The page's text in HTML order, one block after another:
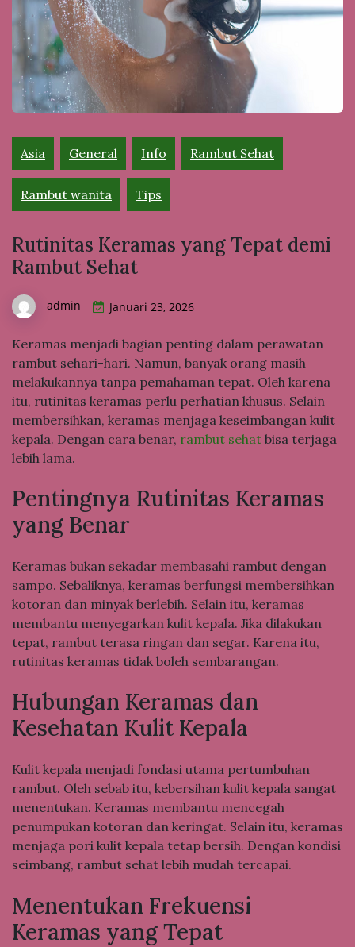
Asia General Info Rambut Sehat
Rambut wanita Tips
Rutinitas Keramas yang Tepat demi
Rambut Sehat
admin Januari 23, 2026
Keramas menjadi bagian penting dalam perawatan
rambut sehari-hari. Namun, banyak orang masih
melakukannya tanpa pemahaman tepat. Oleh karena
itu, rutinitas keramas perlu perhatian khusus. Selain
membersihkan, keramas menjaga keseimbangan kulit
kepala. Dengan cara benar, rambut sehat bisa terjaga
lebih lama.
Pentingnya Rutinitas Keramas
yang Benar
Keramas bukan sekadar membasahi rambut dengan
sampo. Sebaliknya, keramas berfungsi membersihkan
kotoran dan minyak berlebih. Selain itu, keramas
membantu menyegarkan kulit kepala. Jika dilakukan
tepat, rambut terasa ringan dan segar. Karena itu,
rutinitas keramas tidak boleh sembarangan.
Hubungan Keramas dan
Kesehatan Kulit Kepala
Kulit kepala menjadi fondasi utama pertumbuhan
rambut. Oleh sebab itu, kebersihan kulit kepala sangat
menentukan. Keramas membantu mencegah
penumpukan kotoran dan keringat. Selain itu, keramas
menjaga pori kulit kepala tetap bersih. Dengan kondisi
seimbang, rambut sehat lebih mudah tercapai.
Menentukan Frekuensi
Keramas yang Tepat